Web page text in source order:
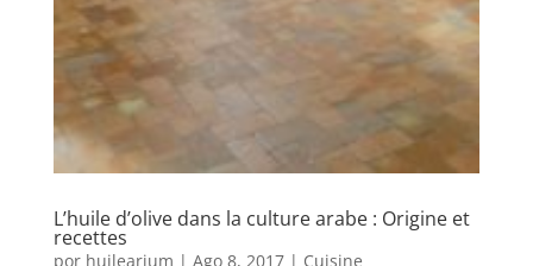
L’huile d’olive dans la culture arabe : Origine et
recettes
por huilearium | Ago 8, 2017| Cuisine